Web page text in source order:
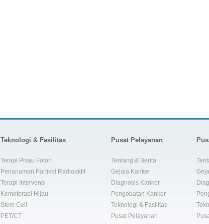
Teknologi & Fasilitas
Terapi Pisau Foton
Penanaman Partikel Radioaktif
Terapi Intervensi
Kemoterapi Hijau
Stem Cell
PET/CT
Pusat Pelayanan
Tentang & Berita
Gejala Kanker
Diagnosis Kanker
Pengobatan Kanker
Teknologi & Fasilitas
Pusat Pelayanan